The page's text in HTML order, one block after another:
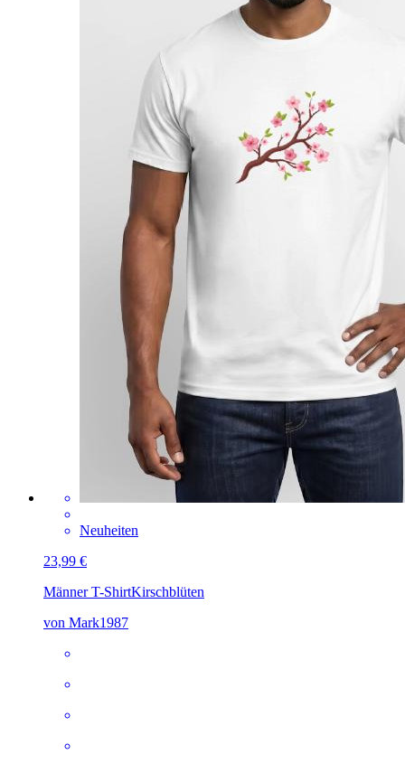
Neuheiten
23,99 €
Männer T-ShirtKirschblüten
von Mark1987